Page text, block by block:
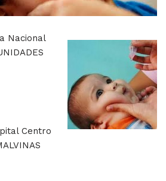
Nacional
Centro